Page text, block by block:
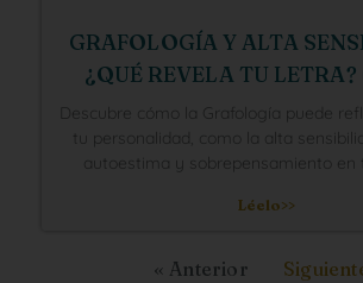
GRAFOLOGÍA Y ALTA
¿QUÉ REVELA TU
Descubre cómo la Grafología puede
tu personalidad, como la alta
autoestima y sobrepensamiento en
Léelo>>
« Anterior